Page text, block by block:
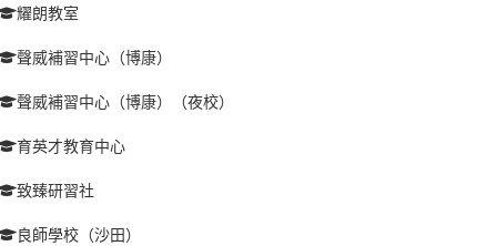
耀朗教室
聲威補習中心（博康）
聲威補習中心（博康）（夜校）
育英才教育中心
致臻研習社
良師學校（沙田）